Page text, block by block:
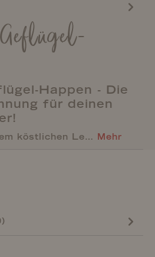
Happen - Die
für deinen
köstlichen Le… Mehr